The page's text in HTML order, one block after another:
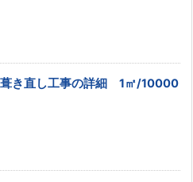
き直し工事の詳細 1㎡/10000